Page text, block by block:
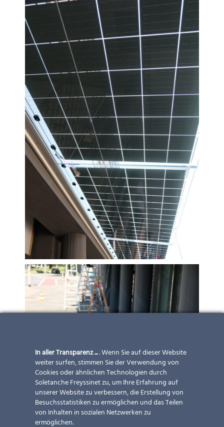
In aller Transparenz .... Wenn Sie auf dieser Website
weiter surfen, stimmen Sie der Verwendung von
Cookies oder ähnlichen Technologien durch
Soletanche Freyssinet zu, um Ihre Erfahrung auf
unserer Website zu verbessern, die Erstellung von
Besuchsstatistiken zu ermöglichen und das Teilen
von Inhalten in sozialen Netzwerken zu
ermöglichen.